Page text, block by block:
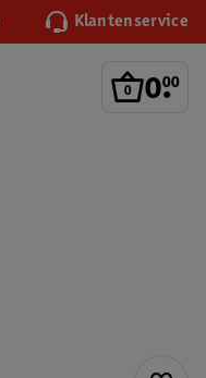
Klantenservice
0.
00